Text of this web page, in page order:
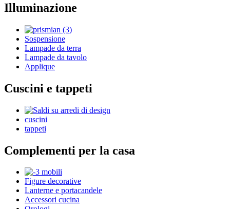
Illuminazione
Sospensione
Lampade da terra
Lampade da tavolo
Applique
Cuscini e tappeti
cuscini
tappeti
Complementi per la casa
Figure decorative
Lanterne e portacandele
Accessori cucina